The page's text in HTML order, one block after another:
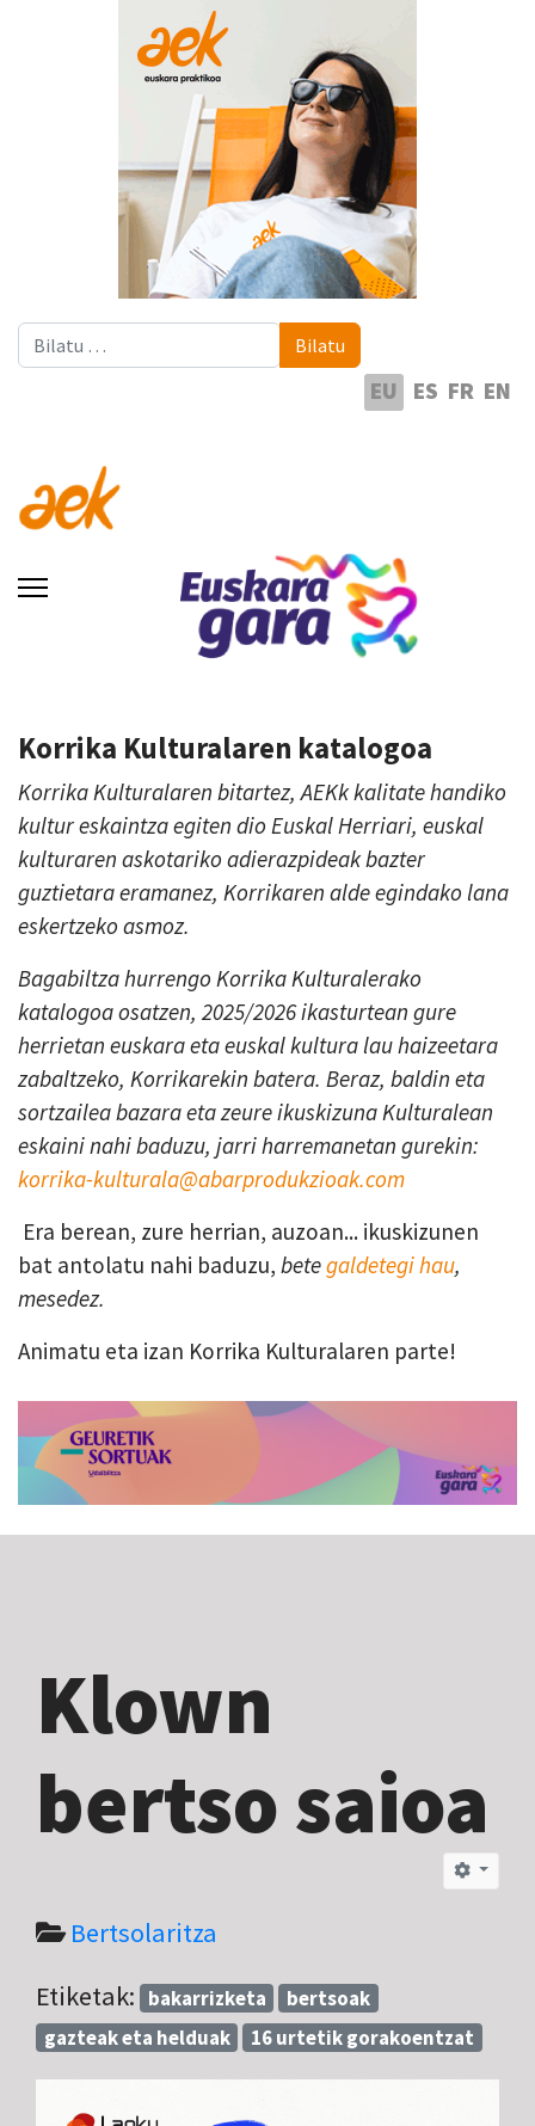
Bilatu Bilatu
EU ES FR EN
Korrika Kulturalaren katalogoa
Korrika Kulturalaren bitartez, AEKk kalitate handiko
kultur eskaintza egiten dio Euskal Herriari, euskal
kulturaren askotariko adierazpideak bazter
guztietara eramanez, Korrikaren alde egindako lana
eskertzeko asmoz.
Bagabiltza hurrengo Korrika Kulturalerako
katalogoa osatzen, 2025/2026 ikasturtean gure
herrietan euskara eta euskal kultura lau haizeetara
zabaltzeko, Korrikarekin batera. Beraz, baldin eta
sortzailea bazara eta zeure ikuskizuna Kulturalean
eskaini nahi baduzu, jarri harremanetan gurekin:
korrika-kulturala@abarprodukzioak.com
Era berean, zure herrian, auzoan... ikuskizunen
bat antolatu nahi baduzu, betegaldetegi hau,
mesedez.
Animatu eta izan Korrika Kulturalaren parte!
Klown
bertso saioa
Bertsolaritza
Etiketak: bakarrizketa
bertsoak
gazteak eta helduak
16 urtetik gorakoentzat